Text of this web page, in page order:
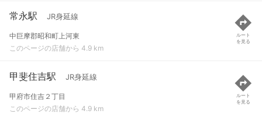
常永駅 JR身延線
中巨摩郡昭和町上河東
このページの店舗から 4.9 km
ルート
を見る
甲斐住吉駅 JR身延線
甲府市住吉２丁目
このページの店舗から 4.9 km
ルート
を見る